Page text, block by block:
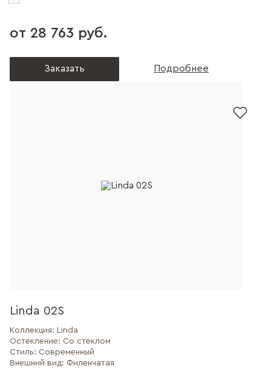
от 28 763 руб.
Заказать Подробнее
Linda 02S
Коллекция: Linda
Остекление: Со стеклом
Стиль: Современный
Внешний вид: Филенчатая